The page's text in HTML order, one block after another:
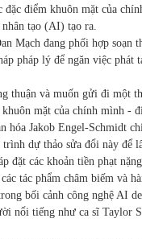
điểm khuôn mặt của
tạo (AI) tạo ra.
Mạch đang phối hợp soạn
pháp lý để ngăn việc
thuận và muốn gửi đi một
mặt của chính mình -
Jakob Engel-Schmidt
dự thảo sửa đổi này để
đặt các khoản tiền phạt
tác phẩm châm biếm và
bối cảnh công nghệ AI
nổi tiếng như ca sĩ Taylor